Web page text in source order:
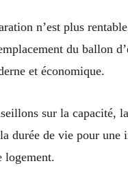
n’est plus
du ballon
et économique.
sur la capacité,
durée de vie pour une
logement.